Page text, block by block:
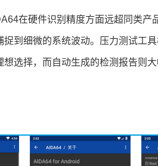
在硬件识别精度方面远超同类
捉到细微的系统波动。压力测试工
想选择，而自动生成的检测报告则